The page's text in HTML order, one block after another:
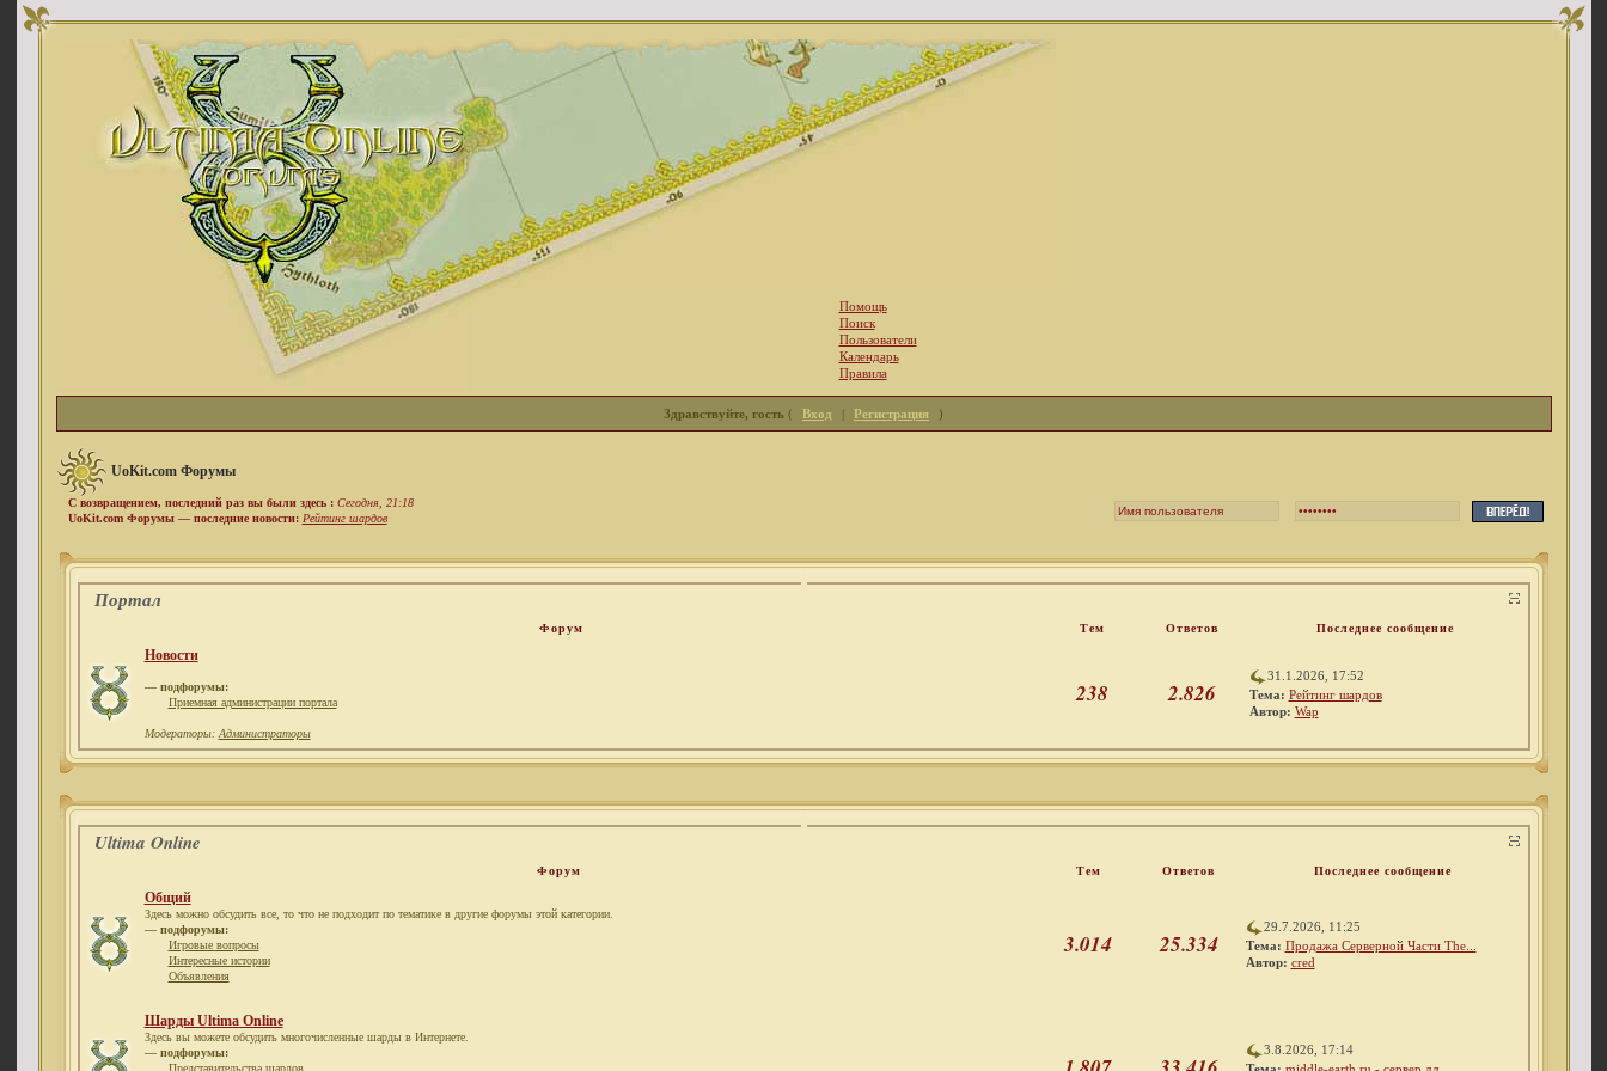
Помощь
Поиск
Пользователи
Календарь
Правила
Здравствуйте, гость ( Вход | Регистрация )
UoKit.com Форумы
С возвращением, последний раз вы были здесь : Сегодня, 21:18
UoKit.com Форумы — последние новости: Рейтинг шардов
Портал
Форум Тем Ответов Последнее сообщение
Новости
— подфорумы:
Приемная администрации портала
Модераторы: Администраторы
238 2.826
31.1.2026, 17:52
Тема: Рейтинг шардов
Автор: Wap
Ultima Online
Форум Тем Ответов Последнее сообщение
Общий
Здесь можно обсудить все, то что не подходит по тематике в другие форумы этой категории.
— подфорумы:
Игровые вопросы
Интересные истории
Объявления
3.014 25.334
29.7.2026, 11:25
Тема: Продажа Серверной Части The...
Автор: cred
Шарды Ultima Online
Здесь вы можете обсудить многочисленные шарды в Интернете.
— подфорумы:
Представительства шардов
3.8.2026, 17:14